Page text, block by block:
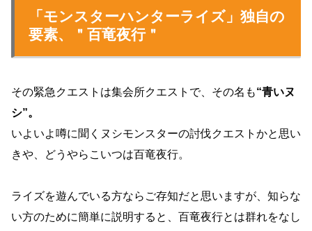
「モンスターハンターライズ」独自の
要素、＂百竜夜行＂
その緊急クエストは集会所クエストで、その名も“青いヌ
シ”。
いよいよ噂に聞くヌシモンスターの討伐クエストかと思い
きや、どうやらこいつは百竜夜行。
ライズを遊んでいる方ならご存知だと思いますが、知らな
い方のために簡単に説明すると、百竜夜行とは群れをなし